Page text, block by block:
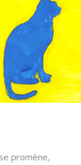
promène,